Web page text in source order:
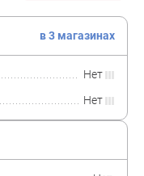
в 3 магазинах
Нет
Нет